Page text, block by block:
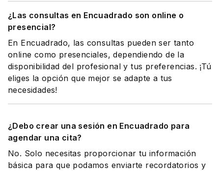
¿Las consultas en Encuadrado son online o
presencial?
En Encuadrado, las consultas pueden ser tanto
online como presenciales, dependiendo de la
disponibilidad del profesional y tus preferencias. ¡Tú
eliges la opción que mejor se adapte a tus
necesidades!
¿Debo crear una sesión en Encuadrado para
agendar una cita?
No. Solo necesitas proporcionar tu información
básica para que podamos enviarte recordatorios y